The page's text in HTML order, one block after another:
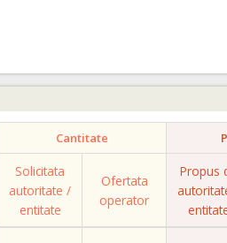
Cantitate
Solicitata
autoritate /
entitate
Ofertata
operator
Propus